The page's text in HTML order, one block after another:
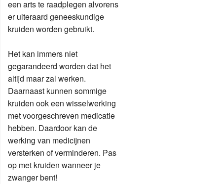
een arts te raadplegen alvorens
er uiteraard geneeskundige
kruiden worden gebruikt.
Het kan immers niet
gegarandeerd worden dat het
altijd maar zal werken.
Daarnaast kunnen sommige
kruiden ook een wisselwerking
met voorgeschreven medicatie
hebben. Daardoor kan de
werking van medicijnen
versterken of verminderen. Pas
op met kruiden wanneer je
zwanger bent!